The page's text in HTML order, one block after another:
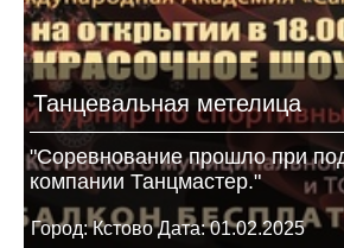
Танцевальная метелица
"Соревнование прошло при
компании Танцмастер."
Город: Кстово Дата: 01.02.2025